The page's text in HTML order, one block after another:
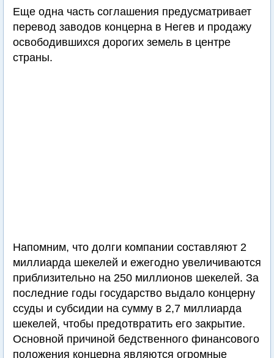
Еще одна часть соглашения предусматривает
перевод заводов концерна в Негев и продажу
освободившихся дорогих земель в центре
страны.
Напомним, что долги компании составляют 2
миллиарда шекелей и ежегодно увеличиваются
приблизительно на 250 миллионов шекелей. За
последние годы государство выдало концерну
ссуды и субсидии на сумму в 2,7 миллиарда
шекелей, чтобы предотвратить его закрытие.
Основной причиной бедственного финансового
положения концерна являются огромные